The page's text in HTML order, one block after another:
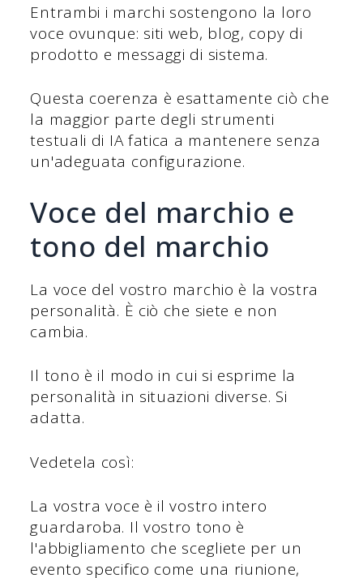
Entrambi i marchi sostengono la loro
voce ovunque: siti web, blog, copy di
prodotto e messaggi di sistema.
Questa coerenza è esattamente ciò che
la maggior parte degli strumenti
testuali di IA fatica a mantenere senza
un'adeguata configurazione.
Voce del marchio e
tono del marchio
La voce del vostro marchio è la vostra
personalità. È ciò che siete e non
cambia.
Il tono è il modo in cui si esprime la
personalità in situazioni diverse. Si
adatta.
Vedetela così:
La vostra voce è il vostro intero
guardaroba. Il vostro tono è
l'abbigliamento che scegliete per un
evento specifico come una riunione,